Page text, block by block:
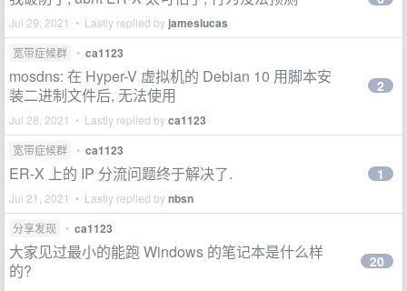
Jul 29, 2021 • Lastly replied by jameslucas
宽带症候群 • ca1123
mosdns: 在 Hyper-V 虚拟机的 Debian 10 用脚本安
装二进制文件后, 无法使用
Jul 28, 2021 • Lastly replied byca1123
2
宽带症候群 • ca1123
ER-X 上的 IP 分流问题终于解决了.
Jul 21, 2021 • Lastly replied bynbsn
1
分享发现 • ca1123
大家见过最小的能跑 Windows 的笔记本是什么样
的?
20